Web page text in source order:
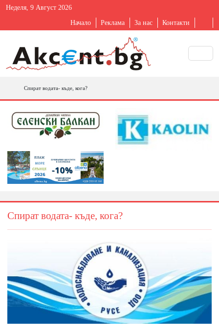
Неделя, 9 Август 2026
Начало Реклама За нас Контакти
Спират водата- къде, кога?
Спират водата- къде, кога?